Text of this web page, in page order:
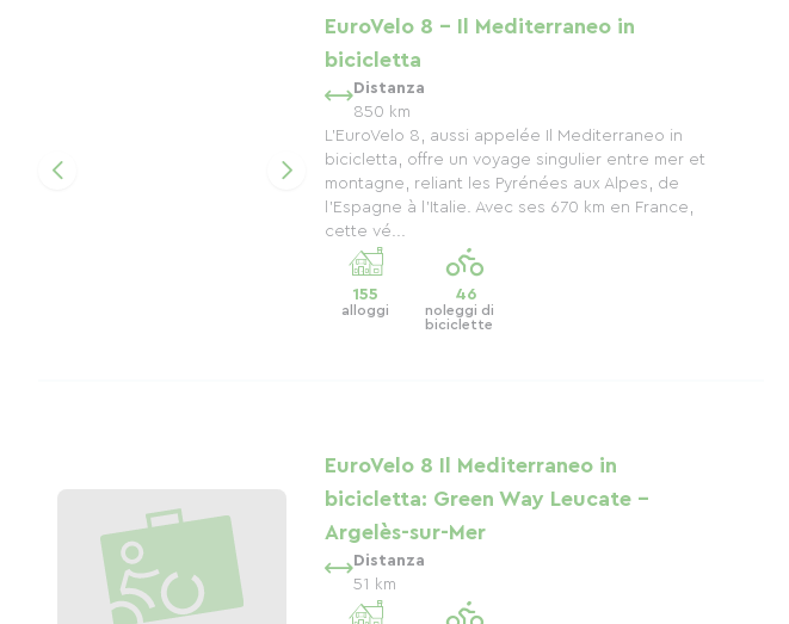
EuroVelo 8 - Il Mediterraneo in
bicicletta
Distanza
850 km
L’EuroVelo 8, aussi appelée Il Mediterraneo in
bicicletta, offre un voyage singulier entre mer et
montagne, reliant les Pyrénées aux Alpes, de
l’Espagne à l’Italie. Avec ses 670 km en France,
cette vé...
155
alloggi
46
noleggi di
biciclette
EuroVelo 8 Il Mediterraneo in
bicicletta: Green Way Leucate -
Argelès-sur-Mer
Distanza
51 km